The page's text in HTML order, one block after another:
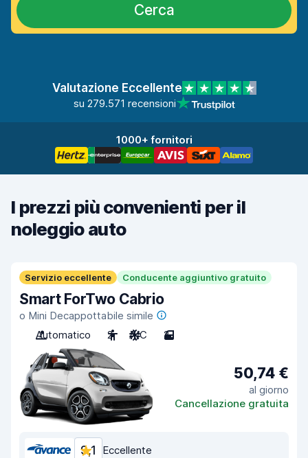
Cerca
Valutazione Eccellente
su 279.571 recensioni
1000+ fornitori
I prezzi più convenienti per il
noleggio auto
Servizio eccellente Conducente aggiuntivo gratuito
Smart ForTwo Cabrio
o Mini Decappottabile simile
Automatico
2 A/C 2
50,74 €
al giorno
Cancellazione gratuita
9,1 Eccellente